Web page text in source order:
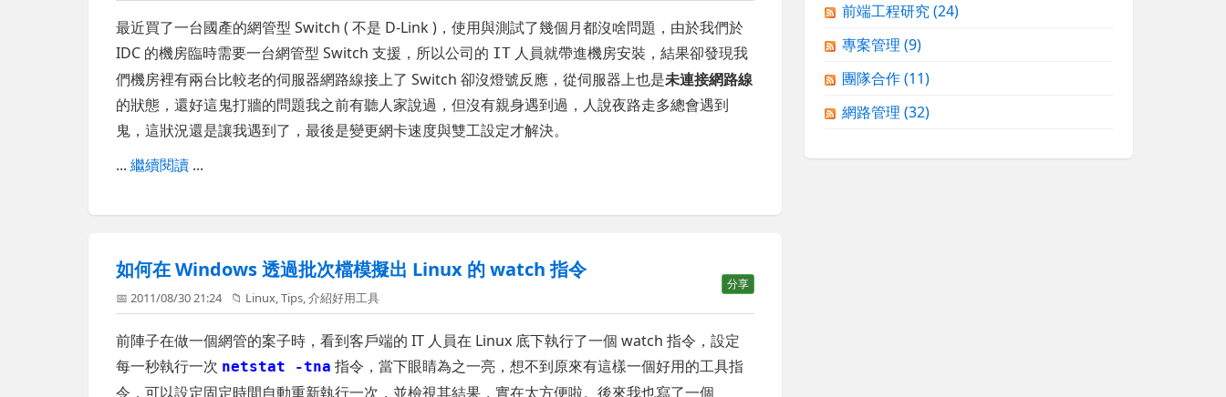
最近買了一台國產的網管型 Switch ( 不是 D-Link )，使用與測試了幾個月都沒啥問題，由於我們於
IDC 的機房臨時需要一台網管型 Switch 支援，所以公司的 IT 人員就帶進機房安裝，結果卻發現我
們機房裡有兩台比較老的伺服器網路線接上了 Switch 卻沒燈號反應，從伺服器上也是未連接網路線
的狀態，還好這鬼打牆的問題我之前有聽人家說過，但沒有親身遇到過，人說夜路走多總會遇到
鬼，這狀況還是讓我遇到了，最後是變更網卡速度與雙工設定才解決。
...繼續閱讀 ...
如何在 Windows 透過批次檔模擬出 Linux 的 watch 指令
分享
📅 2011/08/30 21:24 📁 Linux,Tips,介紹好用工具
前陣子在做一個網管的案子時，看到客戶端的 IT 人員在 Linux 底下執行了一個 watch 指令，設定
每一秒執行一次 netstat -tna 指令，當下眼睛為之一亮，想不到原來有這樣一個好用的工具指
令，可以設定固定時間自動重新執行一次，並檢視其結果，實在太方便啦。後來我也寫了一個
前端工程研究(24)
專案管理 (9)
團隊合作(11)
網路管理 (32)